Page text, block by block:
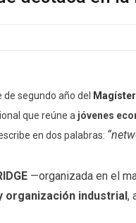
segundo año del
que reúne a jóvenes
en dos palabras:
—organizada en el
organización industrial,